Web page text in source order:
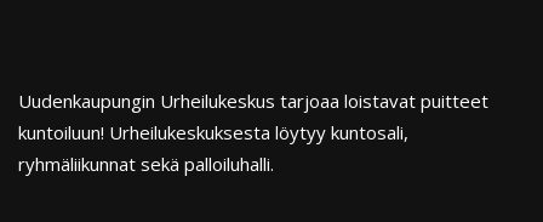
Uudenkaupungin Urheilukeskus tarjoaa loistavat puitteet
kuntoiluun! Urheilukeskuksesta löytyy kuntosali,
ryhmäliikunnat sekä palloiluhalli.